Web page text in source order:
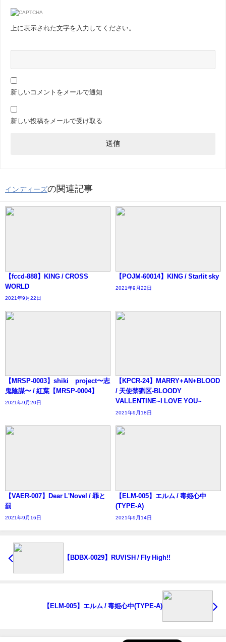
上に表示された文字を入力してください。
新しいコメントをメールで通知
新しい投稿をメールで受け取る
インディーズの関連記事
【fccd-888】KING / CROSS
WORLD
2021年9月22日
【POJM-60014】KING / Starlit sky
2021年9月22日
【MRSP-0003】shiki∞project〜志
鬼陰謀〜 / 紅葉【MRSP-0004】
2021年9月20日
【KPCR-24】MARRY+AN+BLOOD
/ 天使禁猟区-BLOODY
VALLENTINE~I LOVE YOU~
2021年9月18日
【VAER-007】Dear L'Novel / 罪と
罰
2021年9月16日
【ELM-005】エルム / 毒姫心中
(TYPE-A)
2021年9月14日
【BDBX-0029】RUVISH / Fly High!!
【ELM-005】エルム / 毒姫心中(TYPE-A)